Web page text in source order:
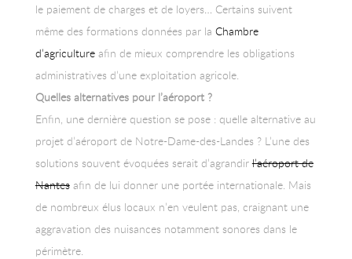
le paiement de charges et de loyers… Certains suivent
même des formations données par la Chambre
d’agricultureafin de mieux comprendre les obligations
administratives d’une exploitation agricole.
Quelles alternatives pour l’aéroport ?
Enfin, une dernière question se pose : quelle alternative au
projet d’aéroport de Notre-Dame-des-Landes ? L’une des
solutions souvent évoquées serait d’agrandirl’aéroport de
Nantesafin de lui donner une portée internationale. Mais
de nombreux élus locaux n’en veulent pas, craignant une
aggravation des nuisances notamment sonores dans le
périmètre.